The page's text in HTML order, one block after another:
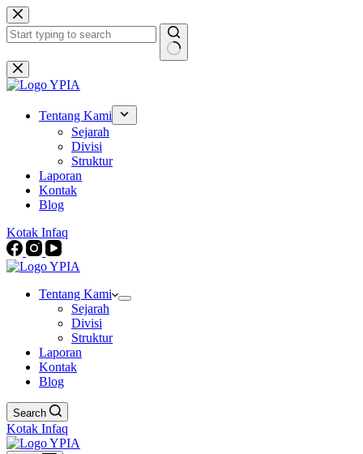
Skip
to
content
No
results
Tentang Kami
Sejarah
Divisi
Struktur
Laporan
Kontak
Blog
Kotak Infaq
Tentang Kami
Sejarah
Divisi
Struktur
Laporan
Kontak
Blog
Search
Kotak Infaq